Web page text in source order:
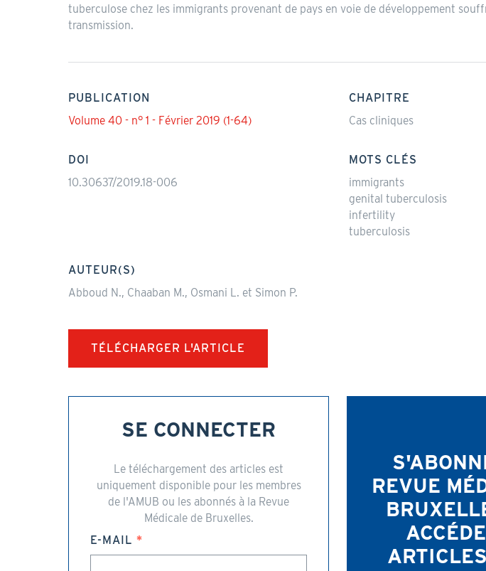
tuberculose chez les immigrants provenant de pays en voie de développement
transmission.
PUBLICATION
Volume 40 - n° 1 - Février 2019 (1-64)
CHAPITRE
Cas cliniques
DOI
10.30637/2019.18-006
MOTS CLÉS
immigrants
genital tuberculosis
infertility
tuberculosis
AUTEUR(S)
Abboud N., Chaaban M., Osmani L. et Simon P.
TÉLÉCHARGER L'ARTICLE
SE CONNECTER
Le téléchargement des articles est
uniquement disponible pour les membres
de l'AMUB ou les abonnés à la Revue
Médicale de Bruxelles.
E-MAIL
REVUE